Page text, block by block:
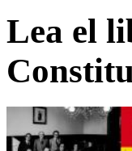
Lea el